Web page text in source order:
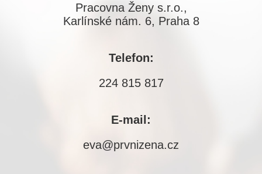
Pracovna Ženy s.r.o.,
Karlínské nám. 6, Praha 8
Telefon:
224 815 817
E-mail:
eva@prvnizena.cz